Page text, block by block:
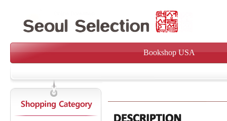
Bookshop USA